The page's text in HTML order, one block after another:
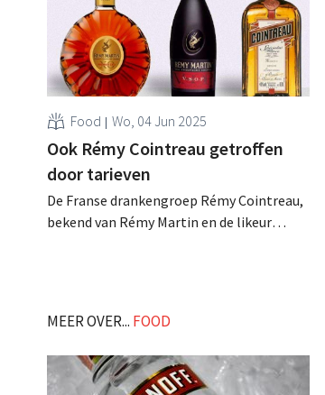
Food Wo, 04 Jun 2025
Ook Rémy Cointreau getroffen
door tarieven
De Franse drankengroep Rémy Cointreau,
bekend van Rémy Martin en de likeur
MEER OVER... FOOD